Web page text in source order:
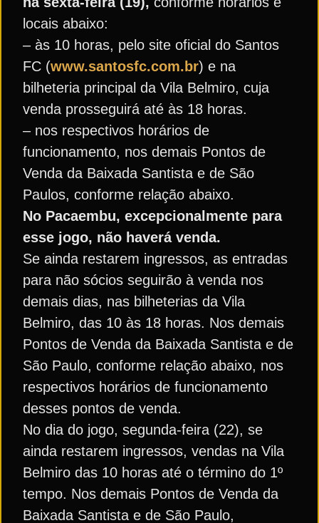
locais abaixo:
– às 10 horas, pelo site oficial do Santos
FC (www.santosfc.com.br) e na
bilheteria principal da Vila Belmiro, cuja
venda prosseguirá até às 18 horas.
– nos respectivos horários de
funcionamento, nos demais Pontos de
Venda da Baixada Santista e de São
Paulos, conforme relação abaixo.
No Pacaembu, excepcionalmente para
esse jogo, não haverá venda.
Se ainda restarem ingressos, as entradas
para não sócios seguirão à venda nos
demais dias, nas bilheterias da Vila
Belmiro, das 10 às 18 horas. Nos demais
Pontos de Venda da Baixada Santista e de
São Paulo, conforme relação abaixo, nos
respectivos horários de funcionamento
desses pontos de venda.
No dia do jogo, segunda-feira (22), se
ainda restarem ingressos, vendas na Vila
Belmiro das 10 horas até o término do 1º
tempo. Nos demais Pontos de Venda da
Baixada Santista e de São Paulo,